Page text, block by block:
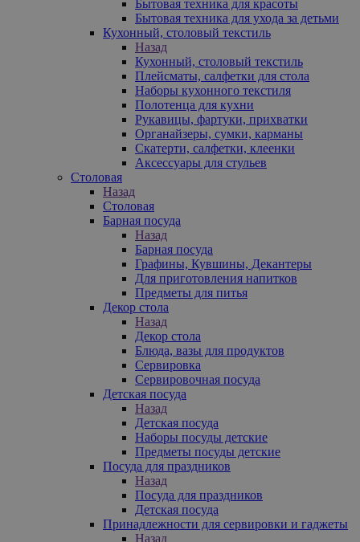
Бытовая техника для красоты
Бытовая техника для ухода за детьми
Кухонный, столовый текстиль
Назад
Кухонный, столовый текстиль
Плейсматы, салфетки для стола
Наборы кухонного текстиля
Полотенца для кухни
Рукавицы, фартуки, прихватки
Органайзеры, сумки, карманы
Скатерти, салфетки, клеенки
Аксессуары для стульев
Столовая
Назад
Столовая
Барная посуда
Назад
Барная посуда
Графины, Кувшины, Декантеры
Для приготовления напитков
Предметы для питья
Декор стола
Назад
Декор стола
Блюда, вазы для продуктов
Сервировка
Сервировочная посуда
Детская посуда
Назад
Детская посуда
Наборы посуды детские
Предметы посуды детские
Посуда для праздников
Назад
Посуда для праздников
Детская посуда
Принадлежности для сервировки и гаджеты
Назад